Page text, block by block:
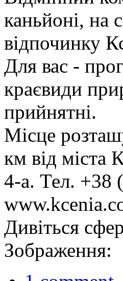
каньйоні, на
відпочинку
Для вас -
краєвиди
прийнятні.
Місце
км від міста
4-а. Тел. +38
Дивіться
Зображення: